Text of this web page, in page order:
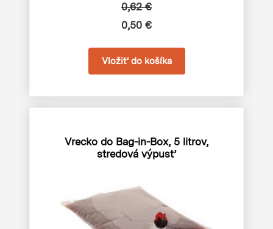
0,62 €
0,50 €
Vrecko do Bag-in-Box, 5 litrov,
stredová výpusť